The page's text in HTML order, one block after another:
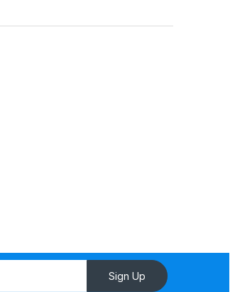
Sign Up